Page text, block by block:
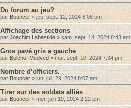
Du forum au jeu?
par Bouncer » jeu. sept. 12, 2024 6:08 pm
Affichage des sections
par Joachim Labastide » sam. sept. 14, 2024 8:43 am
Gros pavé gris a gauche
par Bolchoï Medved » mar. sept. 10, 2024 7:34 pm
Nombre d’officiers.
par Bouncer » lun. juil. 29, 2024 8:07 am
Tirer sur des soldats alliés
par Bouncer » mer. juin 19, 2024 2:22 pm